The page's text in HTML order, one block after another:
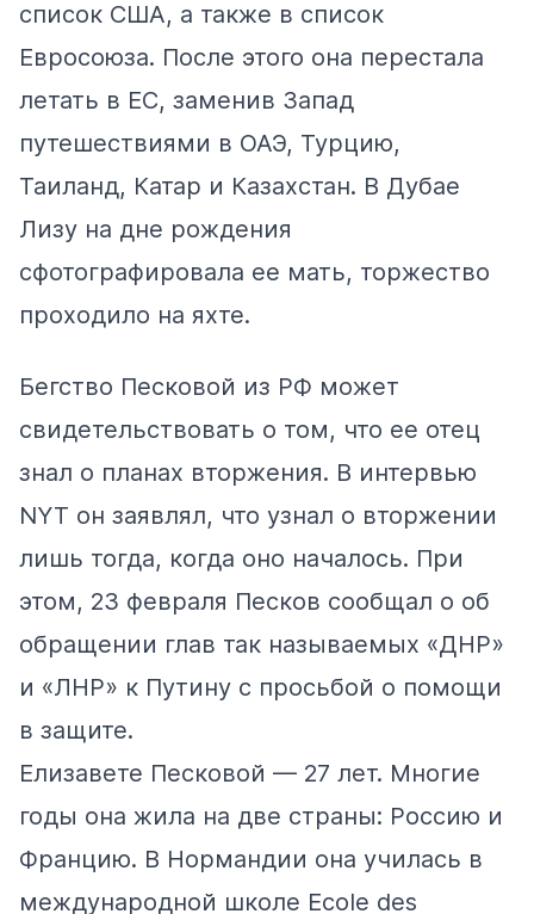
список США, а также в список
Евросоюза. После этого она перестала
летать в ЕС, заменив Запад
путешествиями в ОАЭ, Турцию,
Таиланд, Катар и Казахстан. В Дубае
Лизу на дне рождения
сфотографировала ее мать, торжество
проходило на яхте.
Бегство Песковой из РФ может
свидетельствовать о том, что ее отец
знал о планах вторжения. В интервью
NYT он заявлял, что узнал о вторжении
лишь тогда, когда оно началось. При
этом, 23 февраля Песков сообщал о об
обращении глав так называемых «ДНР»
и «ЛНР» к Путину с просьбой о помощи
в защите.
Елизавете Песковой — 27 лет. Многие
годы она жила на две страны: Россию и
Францию. В Нормандии она училась в
международной школе Ecole des